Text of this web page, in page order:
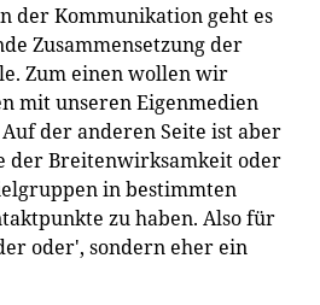
der Kommunikation geht es
Zusammensetzung der
Zum einen wollen wir
mit unseren Eigenmedien
der anderen Seite ist aber
der Breitenwirksamkeit oder
in bestimmten
zu haben. Also für
oder', sondern eher ein